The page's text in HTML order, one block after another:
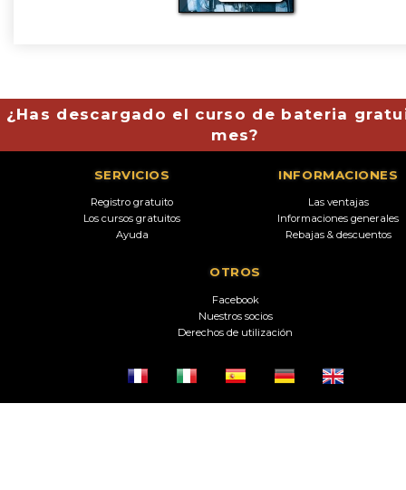
¿Has descargado el curso de bateria
mes?
SERVICIOS
Registro gratuito
Los cursos gratuitos
Ayuda
INFORMACIONES
Las ventajas
Informaciones generales
Rebajas & descuentos
OTROS
Facebook
Nuestros socios
Derechos de utilización